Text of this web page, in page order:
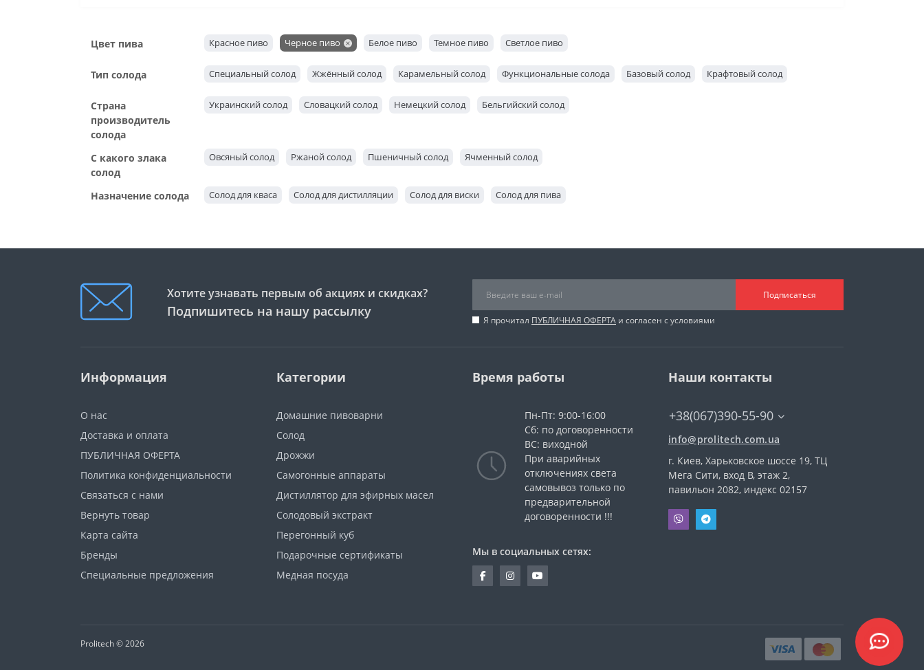
Цвет пива Красное пиво Черное пиво Белое пиво Темное пиво Светлое пиво
Тип солода Специальный солод Жжённый солод Карамельный солод Функциональные солода Базовый солод Крафтовый солод
Страна
производитель
солода
Украинский солод Словацкий солод Немецкий солод Бельгийский солод
С какого злака
солод
Овсяный солод Ржаной солод Пшеничный солод Ячменный солод
Назначение солода Солод для кваса Солод для дистилляции Солод для виски Солод для пива
Хотите узнавать первым об акциях и скидках?
Подпишитесь на нашу рассылку
Подписаться
Я прочитал ПУБЛИЧНАЯ ОФЕРТА и согласен с условиями
Информация
О нас
Доставка и оплата
ПУБЛИЧНАЯ ОФЕРТА
Политика конфиденциальности
Связаться с нами
Вернуть товар
Карта сайта
Бренды
Специальные предложения
Категории
Домашние пивоварни
Солод
Дрожжи
Самогонные аппараты
Дистиллятор для эфирных масел
Солодовый экстракт
Перегонный куб
Подарочные сертификаты
Медная посуда
Время работы
Пн-Пт: 9:00-16:00
Сб: по договоренности
ВС: виходной
При аварийных
отключениях света
самовывоз только по
предварительной
договоренности !!!
Мы в социальных сетях:
Наши контакты
+38(067)390-55-90
info@prolitech.com.ua
г. Киев, Харьковское шоссе 19, ТЦ
Мега Сити, вход В, этаж 2,
павильон 2082, индекс 02157
Prolitech © 2026